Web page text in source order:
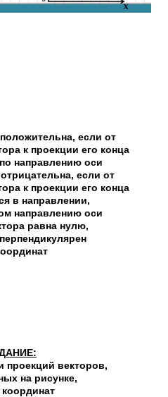
если от
к проекции его конца
направлению оси
если от
к проекции его конца
в направлении,
направлению оси
равна нулю,
проекций векторов,
на рисунке,
координат